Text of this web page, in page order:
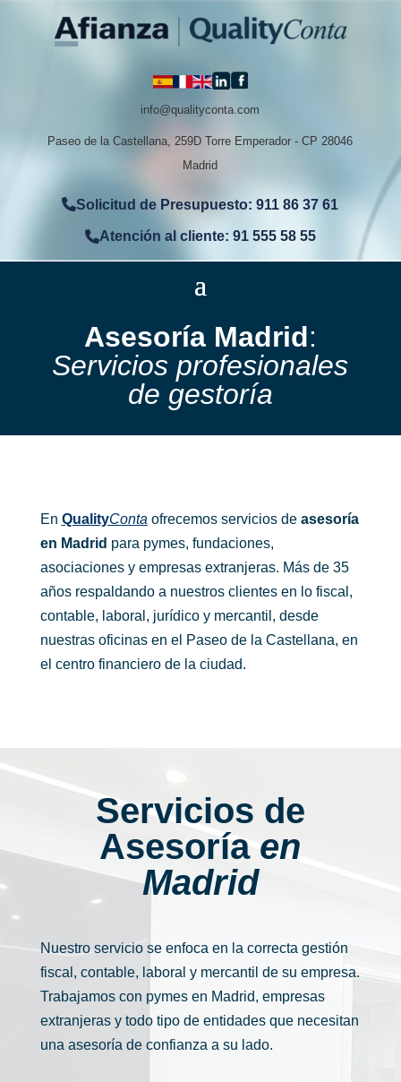
info@qualityconta.com
Paseo de la Castellana, 259D Torre Emperador - CP 28046
Madrid
Solicitud de Presupuesto: 911 86 37 61
Atención al cliente: 91 555 58 55
Asesoría Madrid:
Servicios profesionales
de gestoría
En QualityConta ofrecemos servicios de asesoría
en Madrid para pymes, fundaciones,
asociaciones y empresas extranjeras. Más de 35
años respaldando a nuestros clientes en lo fiscal,
contable, laboral, jurídico y mercantil, desde
nuestras oficinas en el Paseo de la Castellana, en
el centro financiero de la ciudad.
Servicios de
Asesoría en
Madrid
Nuestro servicio se enfoca en la correcta gestión
fiscal, contable, laboral y mercantil de su empresa.
Trabajamos con pymes en Madrid, empresas
extranjeras y todo tipo de entidades que necesitan
una asesoría de confianza a su lado.